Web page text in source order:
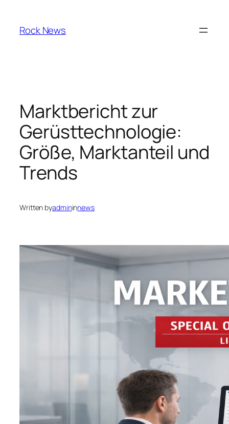
content
Rock News
Marktbericht zur
Gerüsttechnologie:
Größe, Marktanteil und
Trends
Written byadmininnews